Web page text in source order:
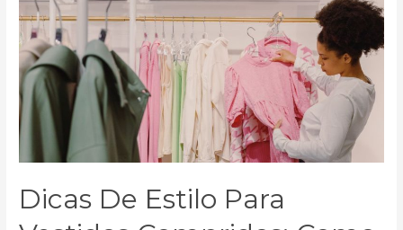
Dicas De Estilo Para